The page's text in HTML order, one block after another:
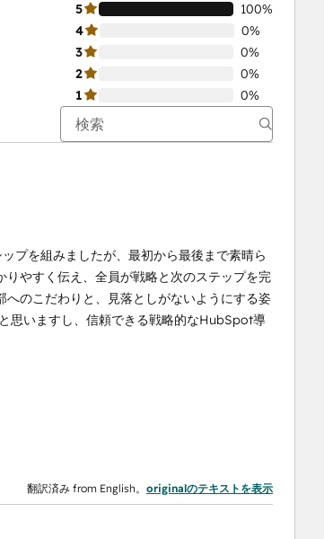
5
100%
4
0%
3
0%
2
0%
1
0%
を組みましたが、最初から最後まで素晴ら
やすく伝え、全員が戦略と次のステップを完
のこだわりと、見落としがないようにする姿
思いますし、信頼できる戦略的なHubSpot導
翻訳済み from English。 originalのテキストを表示